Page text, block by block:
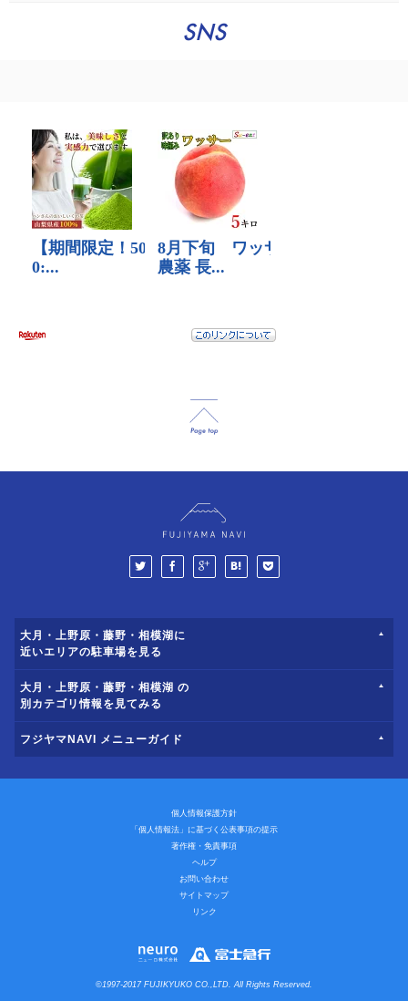
SNS
大月・上野原・藤野・相模湖に
近いエリアの駐車場を見る
大月・上野原・藤野・相模湖 の
別カテゴリ情報を見てみる
フジヤマNAVI メニューガイド
個人情報保護方針
「個人情報法」に基づく公表事項の提示
著作権・免責事項
ヘルプ
お問い合わせ
サイトマップ
リンク
©1997-2017 FUJIKYUKO CO.,LTD. All Rights Reserved.